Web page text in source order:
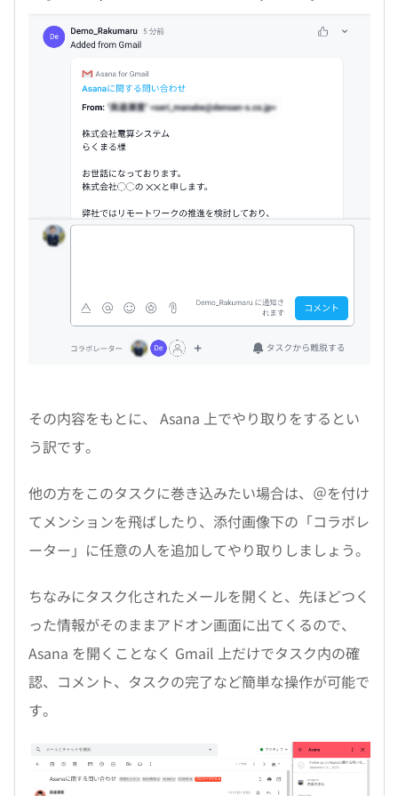
その内容をもとに、 Asana 上でやり取りをするとい
う訳です。
他の方をこのタスクに巻き込みたい場合は、＠を付け
てメンションを飛ばしたり、添付画像下の「コラボレ
ーター」に任意の人を追加してやり取りしましょう。
ちなみにタスク化されたメールを開くと、先ほどつく
った情報がそのままアドオン画面に出てくるので、
Asana を開くことなく Gmail 上だけでタスク内の確
認、コメント、タスクの完了など簡単な操作が可能で
す。